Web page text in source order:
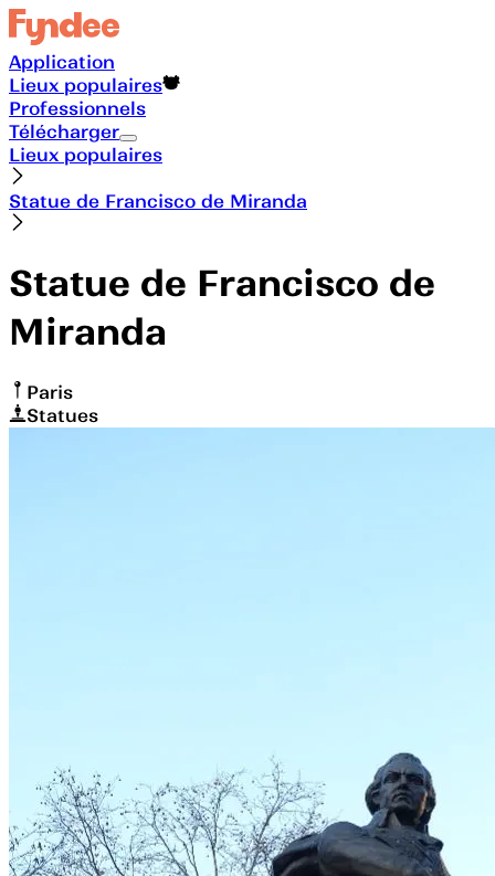
Application
Lieux populaires
Professionnels
Télécharger
Lieux populaires
Statue de Francisco de Miranda
Statue de Francisco de
Miranda
Paris
Statues